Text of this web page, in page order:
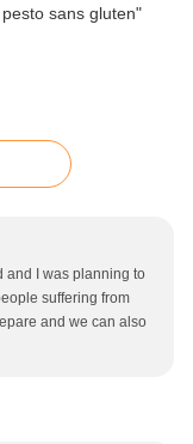
and I was planning to
suffering from
and we can also